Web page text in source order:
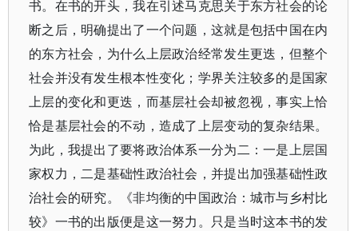
书。在书的开头，我在引述马克思关于东方社会的论
断之后，明确提出了一个问题，这就是包括中国在内
的东方社会，为什么上层政治经常发生更迭，但整个
社会并没有发生根本性变化；学界关注较多的是国家
上层的变化和更迭，而基层社会却被忽视，事实上恰
恰是基层社会的不动，造成了上层变动的复杂结果。
为此，我提出了要将政治体系一分为二：一是上层国
家权力，二是基础性政治社会，并提出加强基础性政
治社会的研究。《非均衡的中国政治：城市与乡村比
较》一书的出版便是这一努力。只是当时这本书的发